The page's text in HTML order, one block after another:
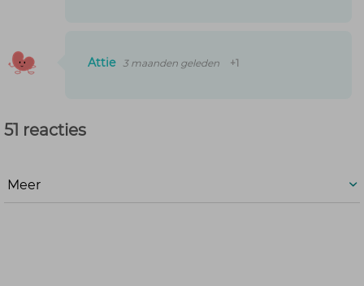
Attie 3 maanden geleden +1
51 reacties
Meer